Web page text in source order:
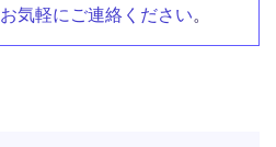
お気軽にご連絡ください。